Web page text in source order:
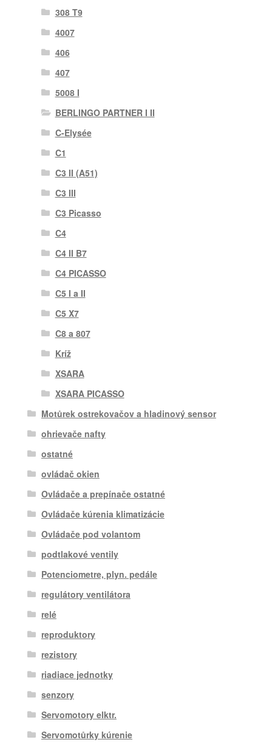
308 T9
4007
406
407
5008 I
BERLINGO PARTNER I II
C-Elysée
C1
C3 II (A51)
C3 III
C3 Picasso
C4
C4 II B7
C4 PICASSO
C5 I a II
C5 X7
C8 a 807
Kríž
XSARA
XSARA PICASSO
Motůrek ostrekovačov a hladinový sensor
ohrievače nafty
ostatné
ovládač okien
Ovládače a prepínače ostatné
Ovládače kúrenia klimatizácie
Ovládače pod volantom
podtlakové ventily
Potenciometre, plyn. pedále
regulátory ventilátora
relé
reproduktory
rezistory
riadiace jednotky
senzory
Servomotory elktr.
Servomotůrky kúrenie